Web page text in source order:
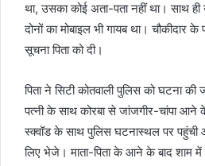
था, उसका कोई अता-पता नहीं था। साथ
दोनों का मोबाइल भी गायब था।
सूचना पिता को दी।
पिता ने सिटी कोतवाली पुलिस को घटना
पत्नी के साथ कोरबा से जांजगीर-चांपा
स्क्वॉड के साथ पुलिस घटनास्थल पर
लिए भेजे। माता-पिता के आने के बाद शाम में